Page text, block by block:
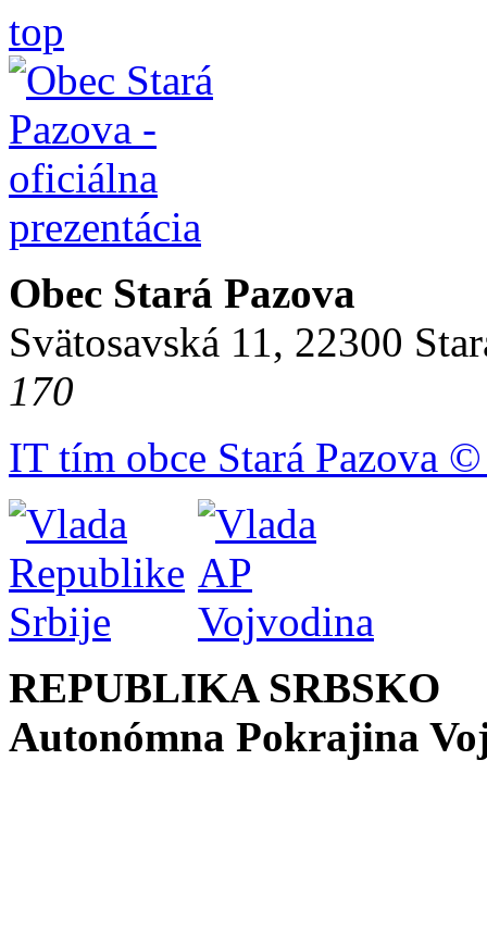
top
Obec Stará Pazova
Svätosavská 11, 22300
170
IT tím obce Stará Pazova
REPUBLIKA SRBSKO
Autonómna Pokrajina